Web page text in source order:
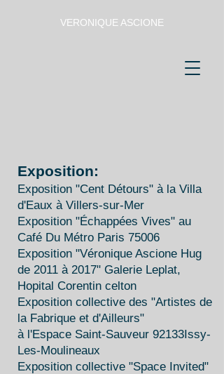
VERONIQUE ASCIONE
Exposition:
Exposition "Cent Détours" à la Villa
d'Eaux à Villers-sur-Mer
Exposition "Échappées Vives" au
Café Du Métro Paris 75006
Exposition "Véronique Ascione Hug
de 2011 à 2017" Galerie Leplat,
Hopital Corentin celton
Exposition collective des "Artistes de
la Fabrique et d'Ailleurs"
à l'Espace Saint-Sauveur 92133Issy-
Les-Moulineaux
Exposition collective "Space Invited"